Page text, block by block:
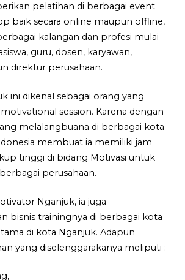
pelatihan di berbagai event
baik secara online maupun offline,
kalangan dan profesi mulai
guru, dosen, karyawan,
direktur perusahaan.
ini dikenal sebagai orang yang
session. Karena dengan
melalangbuana di berbagai kota
membuat ia memiliki jam
tinggi di bidang Motivasi untuk
perusahaan.
Nganjuk, ia juga
bisnis trainingnya di berbagai kota
di kota Nganjuk. Adapun
yang diselenggarakanya meliputi :